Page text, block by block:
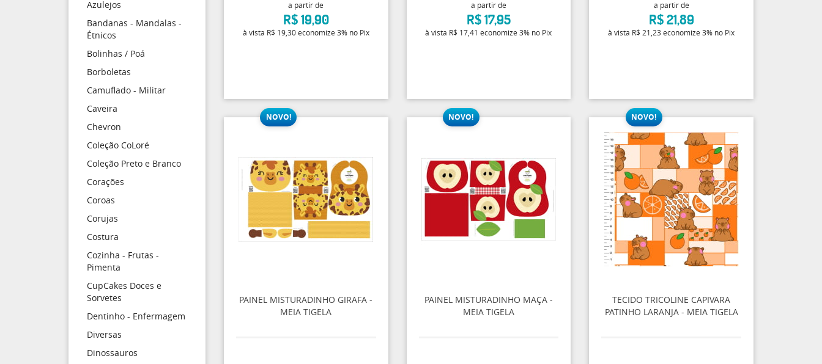
Azulejos
Bandanas - Mandalas -
Étnicos
Bolinhas / Poá
Borboletas
Camuflado - Militar
Caveira
Chevron
Coleção CoLoré
Coleção Preto e Branco
Corações
Coroas
Corujas
Costura
Cozinha - Frutas -
Pimenta
CupCakes Doces e
Sorvetes
Dentinho - Enfermagem
Diversas
Dinossauros
a partir de
R$ 19,90
à vista R$ 19,30economize 3% no Pix
a partir de
R$ 17,95
à vista R$ 17,41 economize3% no Pix
a partir de
R$ 21,89
à vista R$ 21,23 economize3% no Pix
PAINEL MISTURADINHO GIRAFA -
MEIA TIGELA
PAINEL MISTURADINHO MAÇA -
MEIA TIGELA
TECIDO TRICOLINE CAPIVARA
PATINHO LARANJA - MEIA TIGELA